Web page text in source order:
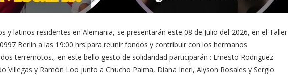
y latinos residentes en Alemania, se presentarán este 08 de Julio del 2026, en el Taller
Berlín a las 19:00 hrs para reunir fondos y contribuir con los hermanos
terremotos., en este bello gesto de solidaridad participarán : Ernesto Rodriguez
Villegas y Ramón Loo junto a Chucho Palma, Diana Ineri, Alyson Rosales y Sergio